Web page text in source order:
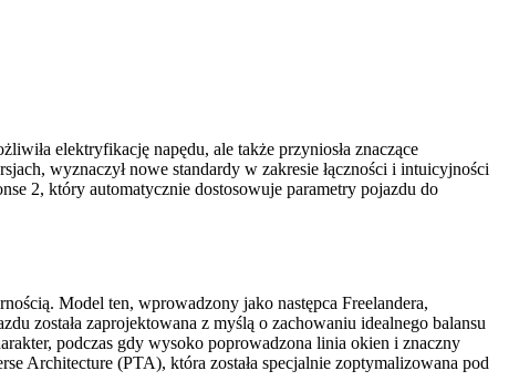
elektryfikację napędu, ale także przyniosła znaczące
wyznaczył nowe standardy w zakresie łączności i intuicyjności
2, który automatycznie dostosowuje parametry pojazdu do
Model ten, wprowadzony jako następca Freelandera,
została zaprojektowana z myślą o zachowaniu idealnego balansu
podczas gdy wysoko poprowadzona linia okien i znaczny
Architecture (PTA), która została specjalnie zoptymalizowana pod